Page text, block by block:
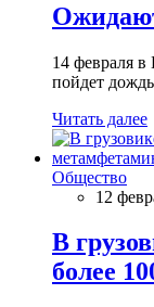
14 февраля
пойдет
Читать далее
Общество
12
В
более